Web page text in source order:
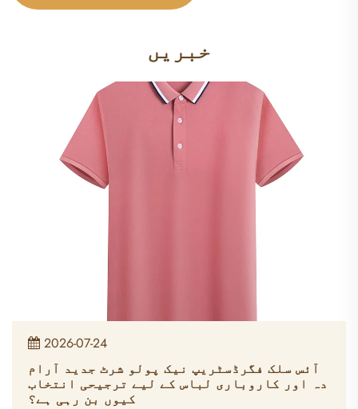
خبریں
2026-07-24
آئس سلک فگرڈسٹریپ نیک پولو شرٹ جدید آرام
دہ اور کاروباری لباس کے لیے ترجیحی انتخاب
کیوں بن رہی ہے؟